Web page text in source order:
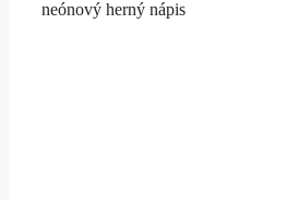
neónový herný nápis